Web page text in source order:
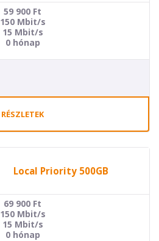
59 900 Ft
150 Mbit/s
15 Mbit/s
0 hónap
RÉSZLETEK
Local Priority 500GB
69 900 Ft
150 Mbit/s
15 Mbit/s
0 hónap